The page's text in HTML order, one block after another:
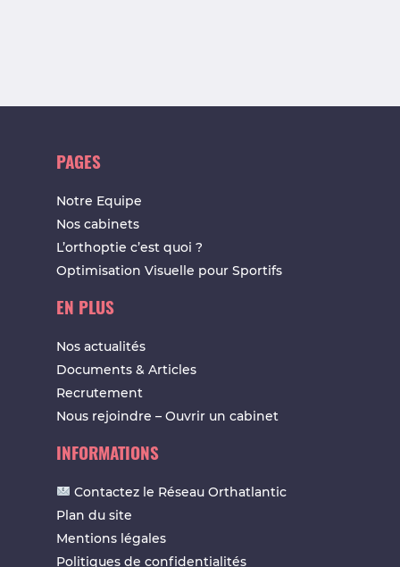
PAGES
Notre Equipe
Nos cabinets
L’orthoptie c’est quoi ?
Optimisation Visuelle pour Sportifs
EN PLUS
Nos actualités
Documents & Articles
Recrutement
Nous rejoindre – Ouvrir un cabinet
INFORMATIONS
Contactez le Réseau Orthatlantic
Plan du site
Mentions légales
Politiques de confidentialités